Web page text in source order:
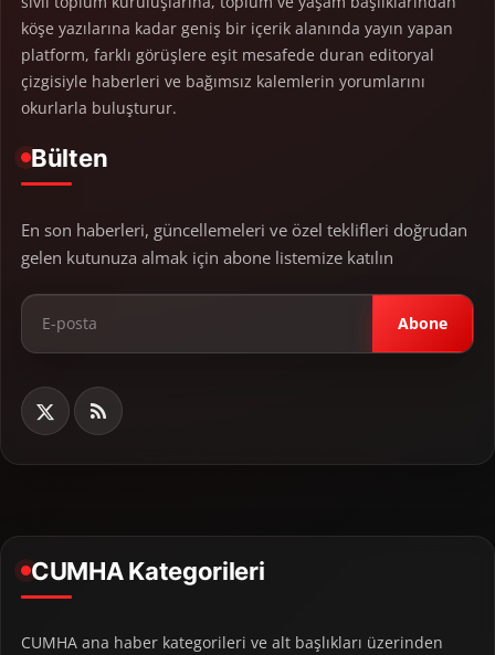
köşe yazılarına kadar geniş bir içerik alanında yayın yapan
platform, farklı görüşlere eşit mesafede duran editoryal
çizgisiyle haberleri ve bağımsız kalemlerin yorumlarını
okurlarla buluşturur.
Bülten
En son haberleri, güncellemeleri ve özel teklifleri doğrudan
gelen kutunuza almak için abone listemize katılın
Abone
CUMHA Kategorileri
CUMHA ana haber kategorileri ve alt başlıkları üzerinden